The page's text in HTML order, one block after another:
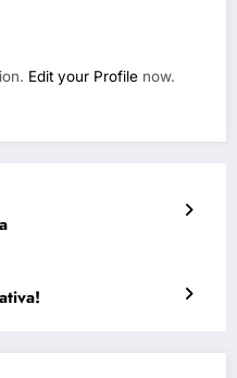
Edit your Profile now.